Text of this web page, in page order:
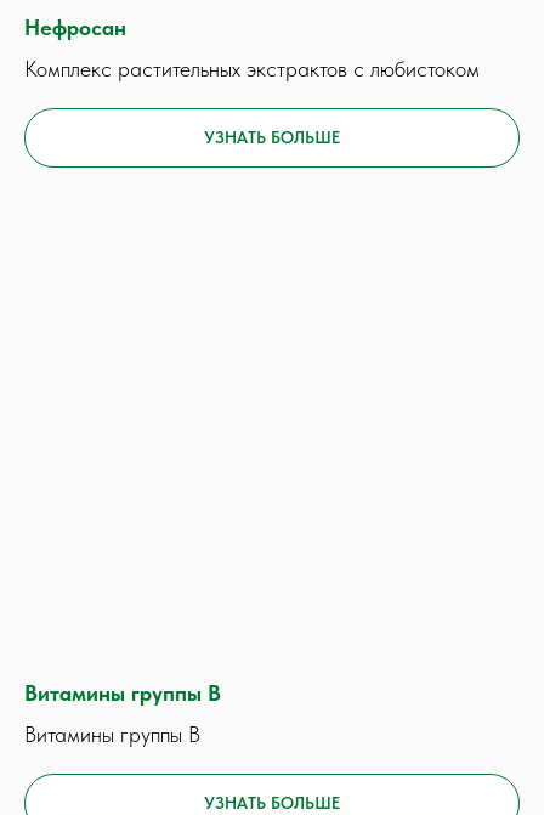
Нефросан
Комплекс растительных экстрактов с любистоком
УЗНАТЬ БОЛЬШЕ
Витамины группы В
Витамины группы В
УЗНАТЬ БОЛЬШЕ